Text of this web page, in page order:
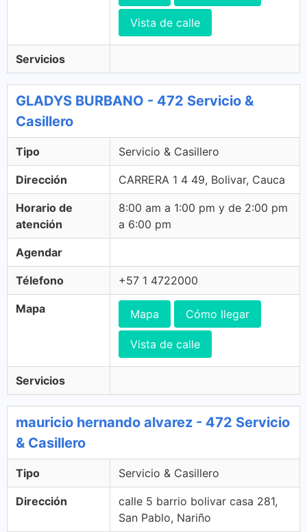
Vista de calle
Servicios
GLADYS BURBANO - 472 Servicio &
Casillero
Tipo Servicio & Casillero
Dirección CARRERA 1 4 49, Bolivar, Cauca
Horario de
atención
8:00 am a 1:00 pm y de 2:00 pm
a 6:00 pm
Agendar
Télefono +57 1 4722000
Mapa Mapa Cómo llegar
Vista de calle
Servicios
mauricio hernando alvarez - 472 Servicio
& Casillero
Tipo Servicio & Casillero
Dirección
calle 5 barrio bolivar casa 281,
San Pablo, Nariño